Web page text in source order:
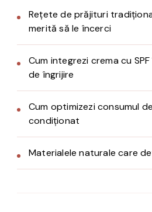
Rețete de prăjituri
merită să le încerci
Cum integrezi crema cu
de îngrijire
Cum optimizezi consumul
condiționat
Materialele naturale care